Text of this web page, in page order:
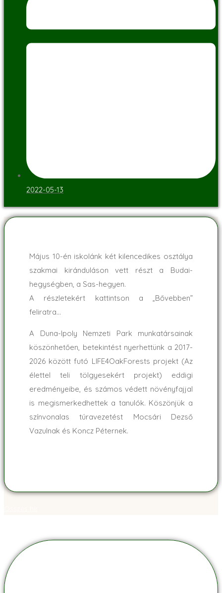
2022-05-13
Május 10-én iskolánk két kilencedikes osztálya
szakmai kiránduláson vett részt a Budai-
hegységben, a Sas-hegyen.
A részletekért kattintson a „Bővebben”
feliratra…
A Duna-Ipoly Nemzeti Park munkatársainak
köszönhetően, betekintést nyerhettünk a 2017-
2026 között futó LIFE4OakForests projekt (Az
élettel teli tölgyesekért projekt) eddigi
eredményeibe, és számos védett növényfajjal
is megismerkedhettek a tanulók. Köszönjük a
színvonalas túravezetést Mocsári Dezső
Vazulnak és Koncz Péternek.